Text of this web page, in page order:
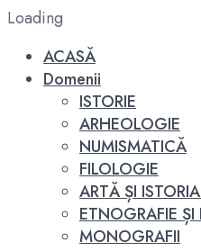
Loading
ACASĂ
Domenii
ISTORIE
ARHEOLOGIE
NUMISMATICĂ
FILOLOGIE
ARTĂ ȘI
ETNOGRAFIE
MONOGRAFII